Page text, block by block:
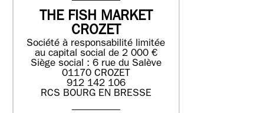
THE FISH MARKET
CROZET
Société à responsabilité limitée
au capital social de 2 000 €
Siège social : 6 rue du Salève
01170 CROZET
912 142 106
RCS BOURG EN BRESSE